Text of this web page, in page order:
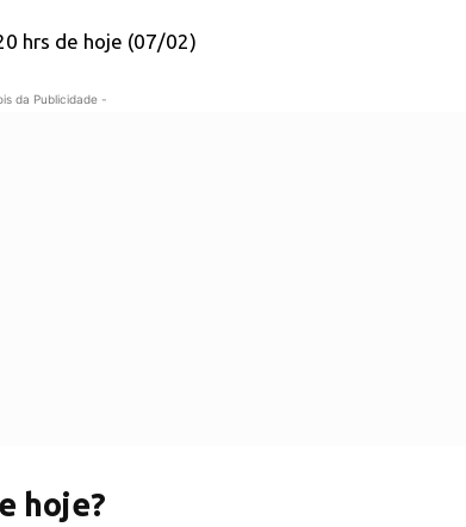
hrs de hoje (07/02)
da Publicidade -
hoje?